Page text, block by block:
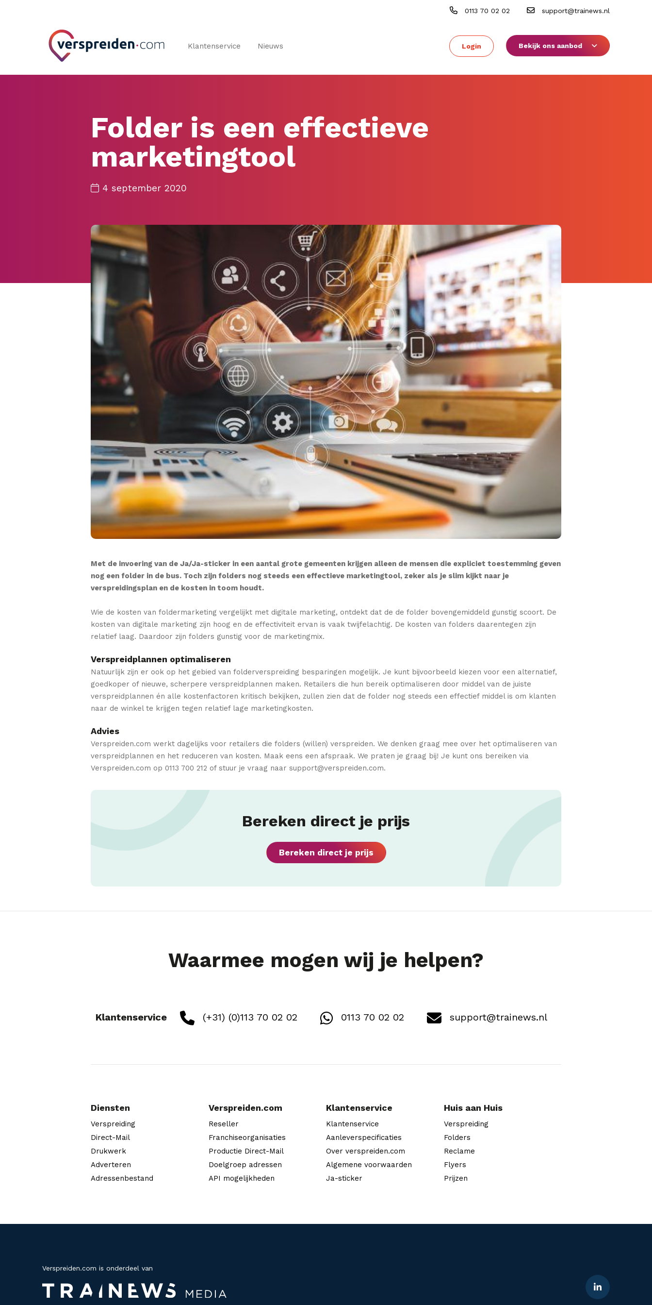
0113 70 02 02 support@trainews.nl
Klantenservice Nieuws Login Bekijk ons aanbod
Folder is een effectieve
marketingtool
4 september 2020
Met de invoering van de Ja/Ja-sticker in een aantal grote gemeenten krijgen alleen de mensen die expliciet toestemming geven
nog een folder in de bus. Toch zijn folders nog steeds een effectieve marketingtool, zeker als je slim kijkt naar je
verspreidingsplan en de kosten in toom houdt.
Wie de kosten van foldermarketing vergelijkt met digitale marketing, ontdekt dat de de folder bovengemiddeld gunstig scoort. De
kosten van digitale marketing zijn hoog en de effectiviteit ervan is vaak twijfelachtig. De kosten van folders daarentegen zijn
relatief laag. Daardoor zijn folders gunstig voor de marketingmix.
Verspreidplannen optimaliseren
Natuurlijk zijn er ook op het gebied van folderverspreiding besparingen mogelijk. Je kunt bijvoorbeeld kiezen voor een alternatief,
goedkoper of nieuwe, scherpere verspreidplannen maken. Retailers die hun bereik optimaliseren door middel van de juiste
verspreidplannen én alle kostenfactoren kritisch bekijken, zullen zien dat de folder nog steeds een effectief middel is om klanten
naar de winkel te krijgen tegen relatief lage marketingkosten.
Advies
Verspreiden.com werkt dagelijks voor retailers die folders (willen) verspreiden. We denken graag mee over het optimaliseren van
verspreidplannen en het reduceren van kosten. Maak eens een afspraak. We praten je graag bij! Je kunt ons bereiken via
Verspreiden.com op 0113 700 212 of stuur je vraag naar support@verspreiden.com.
Bereken direct je prijs
Bereken direct je prijs
Waarmee mogen wij je helpen?
Klantenservice (+31) (0)113 70 02 02 0113 70 02 02 support@trainews.nl
Diensten
Verspreiding
Direct-Mail
Drukwerk
Adverteren
Adressenbestand
Verspreiden.com
Reseller
Franchiseorganisaties
Productie Direct-Mail
Doelgroep adressen
API mogelijkheden
Klantenservice
Klantenservice
Aanleverspecificaties
Over verspreiden.com
Algemene voorwaarden
Ja-sticker
Huis aan Huis
Verspreiding
Folders
Reclame
Flyers
Prijzen
Verspreiden.com is onderdeel van